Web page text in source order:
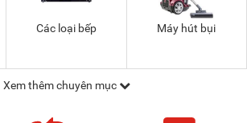
Các loại bếp Máy hút bụi
Xem thêm chuyên mục